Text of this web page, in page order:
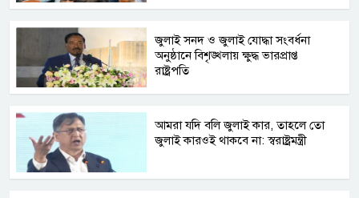
জুলাই সনদ ও জুলাই যোদ্ধা সংবর্ধনা
অনুষ্ঠানে বিশৃঙ্খলায় ক্ষুদ্ধ ভারপ্রাপ্ত
রাষ্ট্রপতি
আমরা যদি বলি জুলাই কার, তাহলে তো
জুলাই কারওই থাকবে না: স্বরাষ্ট্রমন্ত্রী